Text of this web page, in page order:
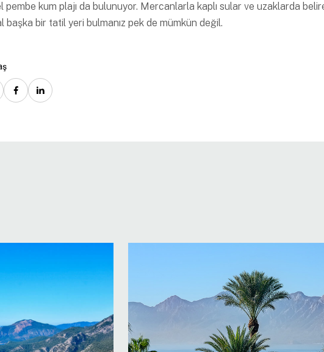
pembe kum plajı da bulunuyor. Mercanlarla kaplı sular ve uzaklarda
başka bir tatil yeri bulmanız pek de mümkün değil.